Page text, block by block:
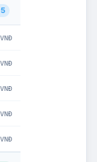
VNĐ
VNĐ
VNĐ
VNĐ
VNĐ